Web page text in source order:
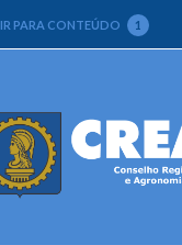
IR PARA CONTEÚDO 1